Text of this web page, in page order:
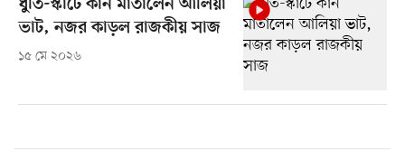
ধুতি-স্কার্টে কান মাতালেন আলিয়া
ভাট, নজর কাড়ল রাজকীয় সাজ
১৫ মে ২০২৬